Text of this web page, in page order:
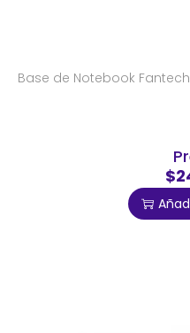
Base de Notebook Fantech